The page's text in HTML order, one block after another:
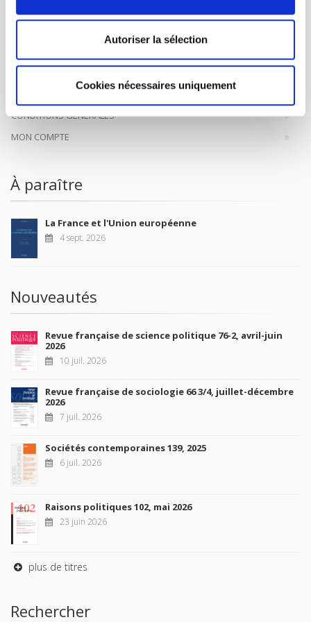
Autoriser la sélection
Cookies nécessaires uniquement
FOREIGN RIGHTS
POUR LES LIBRAIRES
CONDITIONS GÉNÉRALES
MON COMPTE
À paraître
La France et l'Union européenne
4 sept. 2026
Nouveautés
Revue française de science politique 76-2, avril-juin
2026
10 juil. 2026
Revue française de sociologie 66 3/4, juillet-décembre
2026
7 juil. 2026
Sociétés contemporaines 139, 2025
6 juil. 2026
Raisons politiques 102, mai 2026
23 juin 2026
plus de titres
Rechercher